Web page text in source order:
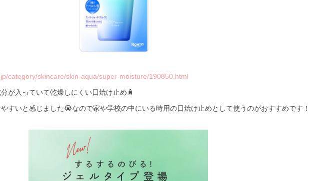
category/skincare/skin-aqua/super-moisture/190850.html
が入っていて乾燥しにくい日焼け止め🧴
すいと感じました😭なので家や学校の中にいる時用の日焼け止めとして使うのがおすすめです！